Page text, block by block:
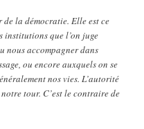
la démocratie. Elle est ce
institutions que l’on juge
nous accompagner dans
ou encore auxquels on se
nos vies. L’autorité
tour. C’est le contraire de